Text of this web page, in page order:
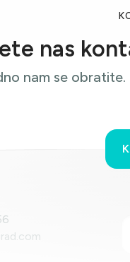
nas
nam se